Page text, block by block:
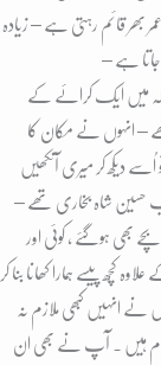
بھر قائم رہتی ہے – زیادہ
جاتا ہے –
میں ایک کرائے کے
– انہوں نے مکان کا
اُسے دیکھ کر میری آنکھیں
حسین شاہ بخاری تھے –
بھی ہوگئے ، کوئی اور
کُچھ پیسے ہمارا کھانا بنا کر
انہیں کبھی ملازم نہ
ہیں ۔ آپ نے بھی ان